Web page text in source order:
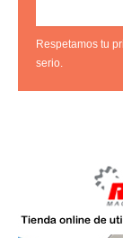
Respetamos tu
serio.